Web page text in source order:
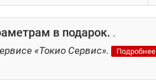
в подарок. .
«Токио Сервис». Подробнее